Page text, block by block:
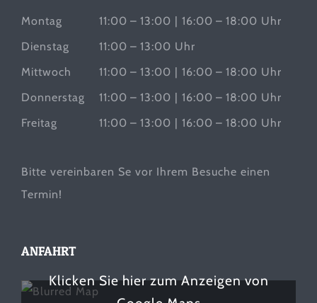
Montag
11:00 – 13:00 | 16:00 – 18:00 Uhr
Dienstag
11:00 – 13:00 Uhr
Mittwoch
11:00 – 13:00 | 16:00 – 18:00 Uhr
Donnerstag
11:00 – 13:00 | 16:00 – 18:00 Uhr
Freitag
11:00 – 13:00 | 16:00 – 18:00 Uhr
Bitte vereinbaren Se vor Ihrem Besuche einen
Termin!
ANFAHRT
Klicken Sie hier zum Anzeigen von